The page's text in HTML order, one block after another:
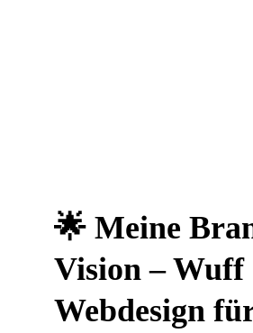
🌟 Meine
Vision – Wuff
Webdesign